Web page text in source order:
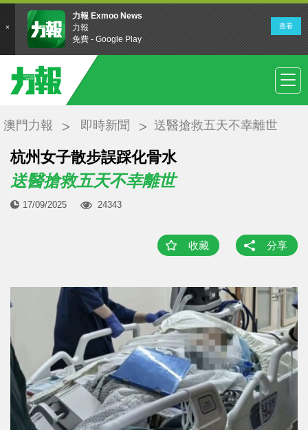
澳門力報 即時新聞 送醫搶救五天不幸離世
杭州女子散步誤踩化骨水
送醫搶救五天不幸離世
17/09/2025 24343
收藏 分享